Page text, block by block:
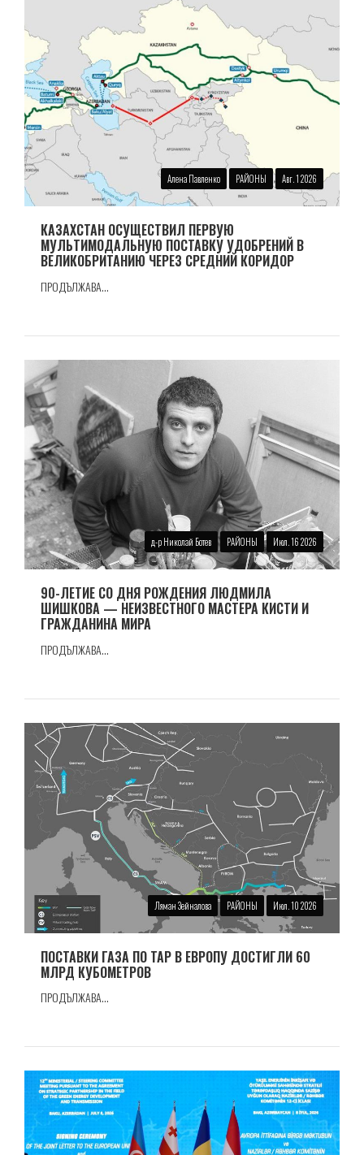
Алена Павленко РАЙОНЫ Авг. 1 2026
КАЗАХСТАН ОСУЩЕСТВИЛ ПЕРВУЮ
МУЛЬТИМОДАЛЬНУЮ ПОСТАВКУ УДОБРЕНИЙ В
ВЕЛИКОБРИТАНИЮ ЧЕРЕЗ СРЕДНИЙ КОРИДОР
ПРОДЪЛЖАВА...
д-р Николай Ботев РАЙОНЫ Июл. 16 2026
90-ЛЕТИЕ СО ДНЯ РОЖДЕНИЯ ЛЮДМИЛА
ШИШКОВА — НЕИЗВЕСТНОГО МАСТЕРА КИСТИ И
ГРАЖДАНИНА МИРА
ПРОДЪЛЖАВА...
Ляман Зейналова РАЙОНЫ Июл. 10 2026
ПОСТАВКИ ГАЗА ПО TAP В ЕВРОПУ ДОСТИГЛИ 60
МЛРД КУБОМЕТРОВ
ПРОДЪЛЖАВА...